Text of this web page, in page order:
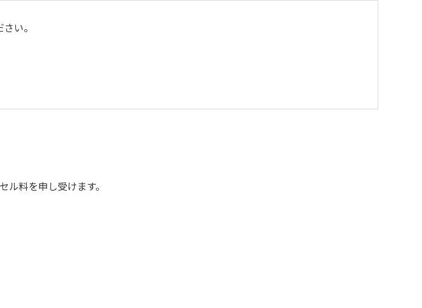
い。
申し出ください）
ので朝晩は冷えます。服装は１枚多めにご用意ください。
料を申し受けます。